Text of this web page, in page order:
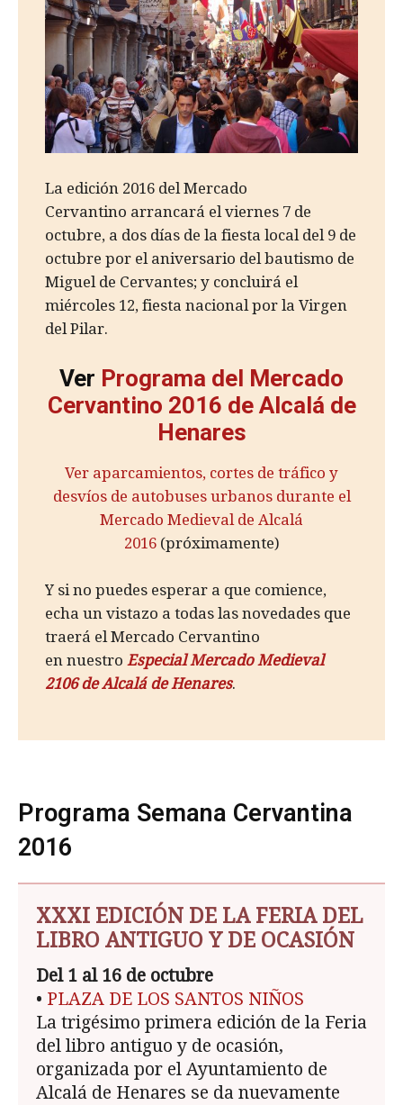
La edición 2016 del Mercado
Cervantino arrancará el viernes 7 de
octubre, a dos días de la fiesta local del 9 de
octubre por el aniversario del bautismo de
Miguel de Cervantes; y concluirá el
miércoles 12, fiesta nacional por la Virgen
del Pilar.
Ver Programa del Mercado
Cervantino 2016 de Alcalá de
Henares
Ver aparcamientos, cortes de tráfico y
desvíos de autobuses urbanos durante el
Mercado Medieval de Alcalá
2016(próximamente)
Y si no puedes esperar a que comience,
echa un vistazo a todas las novedades que
traerá el Mercado Cervantino
en nuestro Especial Mercado Medieval
2106 de Alcalá de Henares.
Programa Semana Cervantina
2016
XXXI EDICIÓN DE LA FERIA DEL
LIBRO ANTIGUO Y DE OCASIÓN
Del 1 al 16 de octubre
• PLAZA DE LOS SANTOS NIÑOS
La trigésimo primera edición de la Feria
del libro antiguo y de ocasión,
organizada por el Ayuntamiento de
Alcalá de Henares se da nuevamente